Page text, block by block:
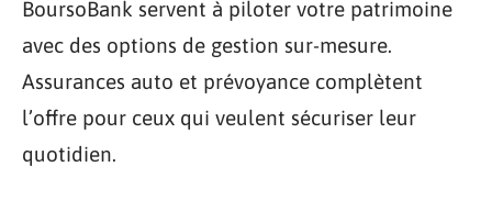
BoursoBank servent à piloter votre patrimoine
avec des options de gestion sur-mesure.
Assurances auto et prévoyance complètent
l’offre pour ceux qui veulent sécuriser leur
quotidien.